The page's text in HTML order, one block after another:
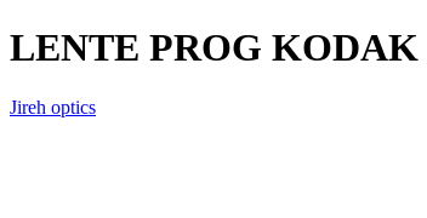
LENTE PROG
Jireh optics